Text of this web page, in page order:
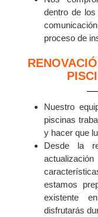
dentro de
proceso de
Nuestro
piscinas
y hacer que
Desde la
estamos
existente
disfrutarás